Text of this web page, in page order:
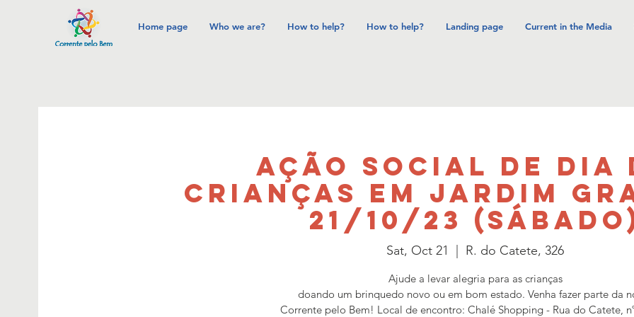
Home page Who we are? How to help? How to help? Landing page Current in the Media
Ação Social de Dia
Crianças em Jardim
21/10/23
Sat, Oct 21 R. do Catete, 326
Ajude a levar alegria para as crianças
doando um brinquedo novo ou em bom estado. Venha fazer parte da
Corrente pelo Bem! Local de encontro: Chalé Shopping - Rua do Catete,